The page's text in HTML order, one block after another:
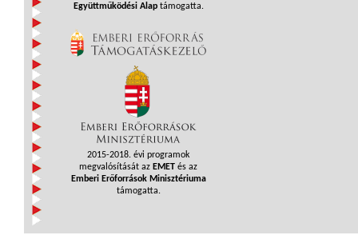
Együttműködési Alaptámogatta.
2015-2018. évi programok
megvalósítását az EMET és az
Emberi Erőforrások Minisztériuma
támogatta.